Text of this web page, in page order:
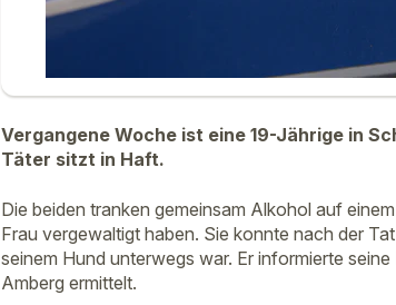
Vergangene Woche ist eine 19-Jährige in
Täter sitzt in Haft.
Die beiden tranken gemeinsam Alkohol auf
Frau vergewaltigt haben. Sie konnte nach der
seinem Hund unterwegs war. Er informierte
Amberg ermittelt.